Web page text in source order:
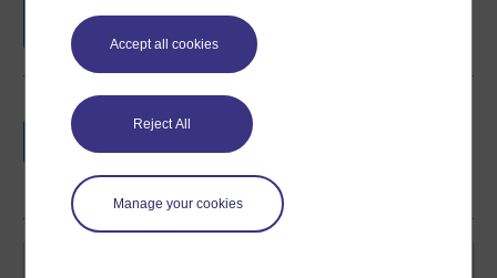
Accept all cookies
Reject All
Manage your cookies
Cewch fathodyn digidol yn rhad ac am
ddim gan y Brifysgol Agored
rhannu eich cyflawniad.